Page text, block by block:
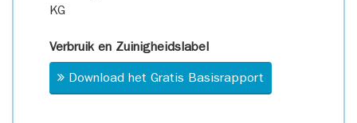
KG
Verbruik en Zuinigheidslabel
Download het Gratis Basisrapport